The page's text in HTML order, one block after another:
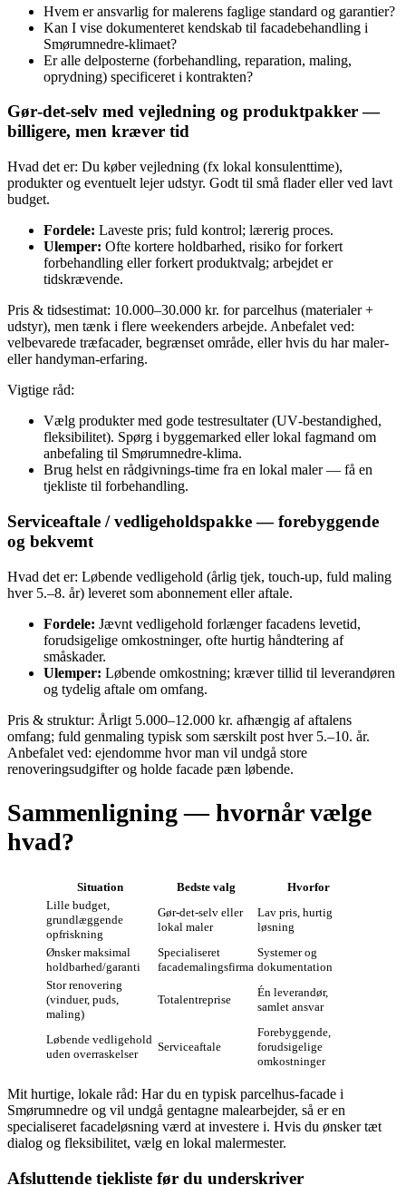
Hvem er ansvarlig for malerens faglige standard og garantier?
Kan I vise dokumenteret kendskab til facadebehandling i
Smørumnedre-klimaet?
Er alle delposterne (forbehandling, reparation, maling,
oprydning) specificeret i kontrakten?
Gør‑det‑selv med vejledning og produktpakker —
billigere, men kræver tid
Hvad det er: Du køber vejledning (fx lokal konsulenttime),
produkter og eventuelt lejer udstyr. Godt til små flader eller ved lavt
budget.
Fordele: Laveste pris; fuld kontrol; lærerig proces.
Ulemper: Ofte kortere holdbarhed, risiko for forkert
forbehandling eller forkert produktvalg; arbejdet er
tidskrævende.
Pris & tidsestimat: 10.000–30.000 kr. for parcelhus (materialer +
udstyr), men tænk i flere weekenders arbejde. Anbefalet ved:
velbevarede træfacader, begrænset område, eller hvis du har maler-
eller handyman-erfaring.
Vigtige råd:
Vælg produkter med gode testresultater (UV‑bestandighed,
fleksibilitet). Spørg i byggemarked eller lokal fagmand om
anbefaling til Smørumnedre-klima.
Brug helst en rådgivnings‑time fra en lokal maler — få en
tjekliste til forbehandling.
Serviceaftale / vedligeholdspakke — forebyggende
og bekvemt
Hvad det er: Løbende vedligehold (årlig tjek, touch‑up, fuld maling
hver 5.–8. år) leveret som abonnement eller aftale.
Fordele: Jævnt vedligehold forlænger facadens levetid,
forudsigelige omkostninger, ofte hurtig håndtering af
småskader.
Ulemper: Løbende omkostning; kræver tillid til leverandøren
og tydelig aftale om omfang.
Pris & struktur: Årligt 5.000–12.000 kr. afhængig af aftalens
omfang; fuld genmaling typisk som særskilt post hver 5.–10. år.
Anbefalet ved: ejendomme hvor man vil undgå store
renoveringsudgifter og holde facade pæn løbende.
Sammenligning — hvornår vælge
hvad?
Situation Bedste valg
Hvorfor
Lille budget,
grundlæggende
opfriskning
Gør‑det‑selv eller
lokal maler
Lav pris, hurtig
løsning
Ønsker maksimal
holdbarhed/garanti
Specialiseret
facademalingsfirma
Systemer og
dokumentation
Stor renovering
(vinduer, puds,
maling)
Totalentreprise
Én leverandør,
samlet ansvar
Løbende vedligehold
uden overraskelser
Serviceaftale
Forebyggende,
forudsigelige
omkostninger
Mit hurtige, lokale råd: Har du en typisk parcelhus‑facade i
Smørumnedre og vil undgå gentagne malearbejder, så er en
specialiseret facadeløsning værd at investere i. Hvis du ønsker tæt
dialog og fleksibilitet, vælg en lokal malermester.
Afsluttende tjekliste før du underskriver